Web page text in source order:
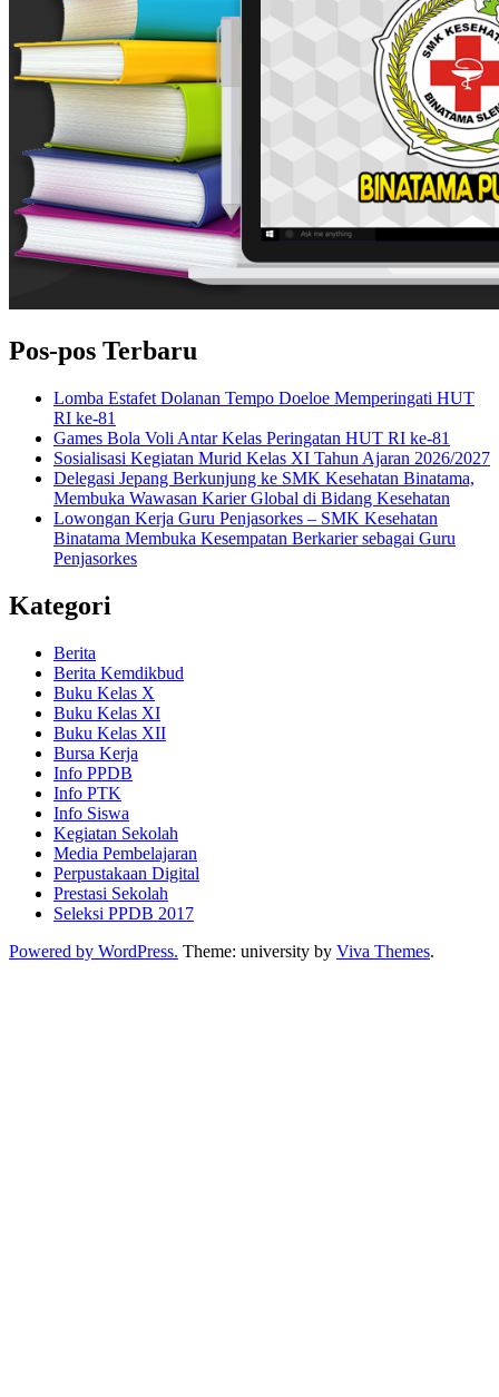
Pos-pos Terbaru
Lomba Estafet Dolanan Tempo Doeloe Memperingati HUT
RI ke-81
Games Bola Voli Antar Kelas Peringatan HUT RI ke-81
Sosialisasi Kegiatan Murid Kelas XI Tahun Ajaran 2026/2027
Delegasi Jepang Berkunjung ke SMK Kesehatan Binatama,
Membuka Wawasan Karier Global di Bidang Kesehatan
Lowongan Kerja Guru Penjasorkes – SMK Kesehatan
Binatama Membuka Kesempatan Berkarier sebagai Guru
Penjasorkes
Kategori
Berita
Berita Kemdikbud
Buku Kelas X
Buku Kelas XI
Buku Kelas XII
Bursa Kerja
Info PPDB
Info PTK
Info Siswa
Kegiatan Sekolah
Media Pembelajaran
Perpustakaan Digital
Prestasi Sekolah
Seleksi PPDB 2017
Powered by WordPress. Theme: university by Viva Themes.